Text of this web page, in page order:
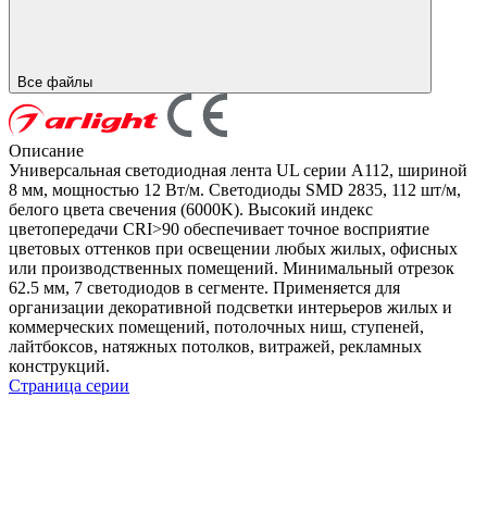
Все файлы
Описание
Универсальная светодиодная лента UL серии A112, шириной
8 мм, мощностью 12 Вт/м. Светодиоды SMD 2835, 112 шт/м,
белого цвета свечения (6000K). Высокий индекс
цветопередачи CRI>90 обеспечивает точное восприятие
цветовых оттенков при освещении любых жилых, офисных
или производственных помещений. Минимальный отрезок
62.5 мм, 7 светодиодов в сегменте. Применяется для
организации декоративной подсветки интерьеров жилых и
коммерческих помещений, потолочных ниш, ступеней,
лайтбоксов, натяжных потолков, витражей, рекламных
конструкций.
Страница серии